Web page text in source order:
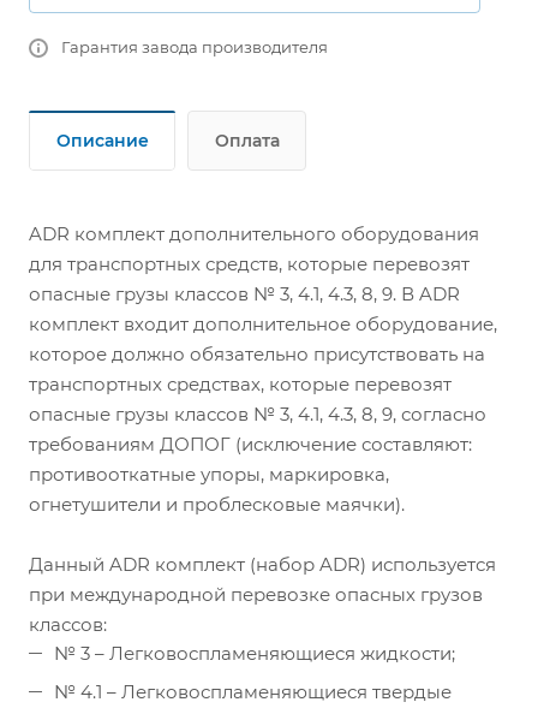
Гарантия завода производителя
Описание Оплата
ADR комплект дополнительного оборудования
для транспортных средств, которые перевозят
опасные грузы классов № 3, 4.1, 4.3, 8, 9. В ADR
комплект входит дополнительное оборудование,
которое должно обязательно присутствовать на
транспортных средствах, которые перевозят
опасные грузы классов № 3, 4.1, 4.3, 8, 9, согласно
требованиям ДОПОГ (исключение составляют:
противооткатные упоры, маркировка,
огнетушители и проблесковые маячки).
Данный ADR комплект (набор ADR) используется
при международной перевозке опасных грузов
классов:
№ 3 – Легковоспламеняющиеся жидкости;
№ 4.1 – Легковоспламеняющиеся твердые